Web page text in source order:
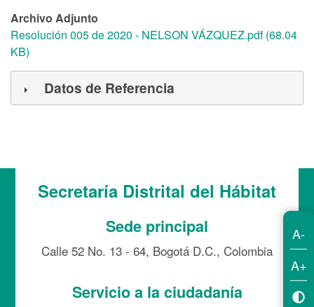
Archivo Adjunto
Resolución 005 de 2020 - NELSON VÁZQUEZ.pdf (68.04
KB)
Datos de Referencia
Secretaría Distrital del Hábitat
Sede principal
Calle 52 No. 13 - 64, Bogotá D.C., Colombia
Servicio a la ciudadanía
A-
A+